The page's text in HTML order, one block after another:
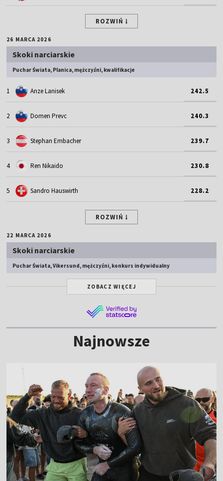
ROZWIŃ
26 MARCA 2026
Skoki narciarskie
Puchar Świata, Planica, mężczyźni, kwalifikacje
1 Anze Lanisek 242.5
2 Domen Prevc 240.3
3 Stephan Embacher 239.7
4 Ren Nikaido 230.8
5 Sandro Hauswirth 228.2
ROZWIŃ
22 MARCA 2026
Skoki narciarskie
Puchar Świata, Vikersund, mężczyźni, konkurs indywidualny
ZOBACZ WIĘCEJ
Najnowsze